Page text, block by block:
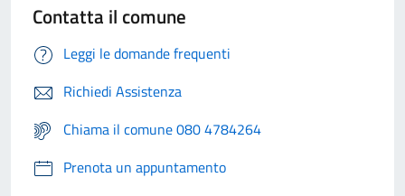
Contatta il comune
Leggi le domande frequenti
Richiedi Assistenza
Chiama il comune 080 4784264
Prenota un appuntamento